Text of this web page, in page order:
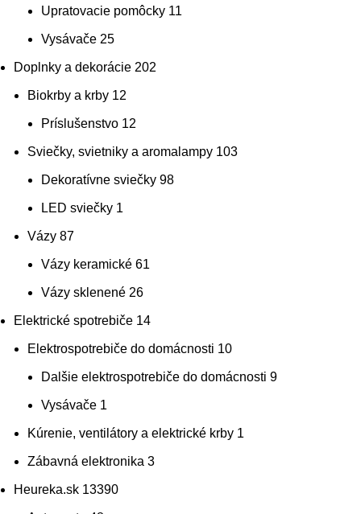
Upratovacie pomôcky 11
Vysávače 25
Doplnky a dekorácie 202
Biokrby a krby 12
Príslušenstvo 12
Sviečky, svietniky a aromalampy 103
Dekoratívne sviečky 98
LED sviečky 1
Vázy 87
Vázy keramické 61
Vázy sklenené 26
Elektrické spotrebiče 14
Elektrospotrebiče do domácnosti 10
Dalšie elektrospotrebiče do domácnosti 9
Vysávače 1
Kúrenie, ventilátory a elektrické krby 1
Zábavná elektronika 3
Heureka.sk 13390